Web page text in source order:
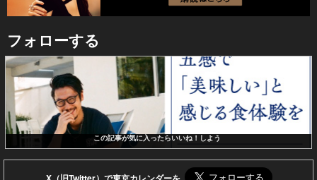
フォローする
この記事が気に入ったらいいね！しよう